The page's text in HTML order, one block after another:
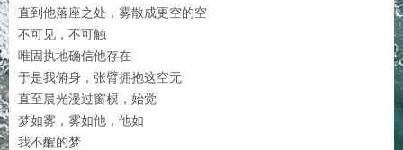
直到他落座之处，雾散成更空的空
不可见，不可触
唯固执地确信他存在
于是我俯身，张臂拥抱这空无
直至晨光漫过窗棂，始觉
梦如雾，雾如他，他如
我不醒的梦